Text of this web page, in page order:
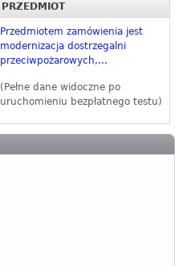
PRZEDMIOT
Przedmiotem zamówienia jest
modernizacja dostrzegalni
przeciwpożarowych,...
(Pełne dane widoczne po
uruchomieniu bezpłatnego testu)